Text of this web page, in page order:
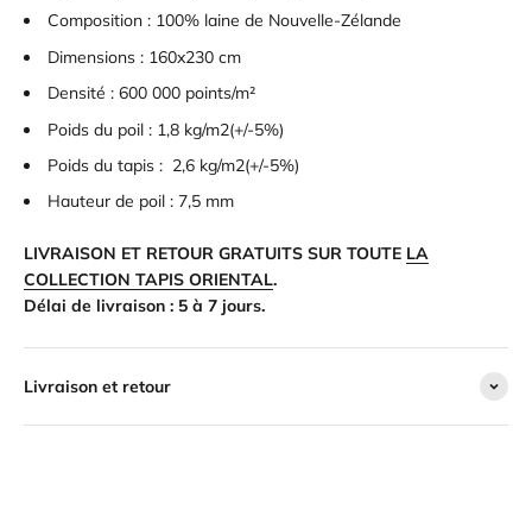
Composition : 100% laine de Nouvelle-Zélande
Dimensions : 160x230 cm
Densité : 600 000 points/m²
Poids du poil : 1,8 kg/m2(+/-5%)
Poids du tapis : 2,6 kg/m2(+/-5%)
Hauteur de poil : 7,5 mm
LIVRAISON ET RETOUR GRATUITS SUR TOUTE LA
COLLECTION TAPIS ORIENTAL.
Délai de livraison : 5 à 7 jours.
Livraison et retour